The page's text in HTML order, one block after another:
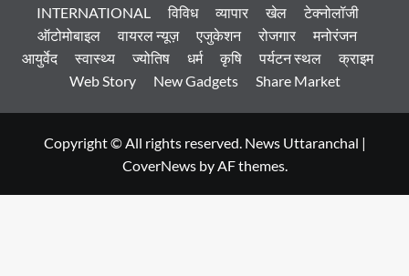
INTERNATIONAL
विविध व्यापार खेल
टेक्नोलॉजी
ऑटोमोबाइल
वायरल न्यूज़ एजुकेशन रोजगार
मनोरंजन
आयुर्वेद
स्वास्थ्य ज्योतिष धर्म कृषि पर्यटन स्थल
क्राइम
Web Story
New Gadgets Share Market
Copyright © All rights reserved. News Uttaranchal |
CoverNewsby AF themes.